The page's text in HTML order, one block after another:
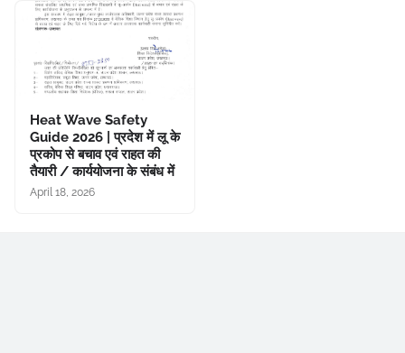
Heat Wave Safety
Guide 2026 | प्रदेश में लू के
प्रकोप से बचाव एवं राहत की
तैयारी / कार्ययोजना के संबंध में
April 18, 2026